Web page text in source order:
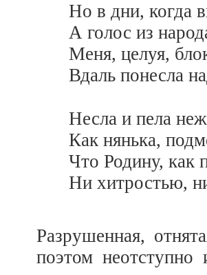
Но в дни, когда
А голос из
Меня, целуя,
Вдаль понесла
Несла и пела
Как нянька,
Что Родину, как
Ни хитростью,
Разрушенная,
поэтом